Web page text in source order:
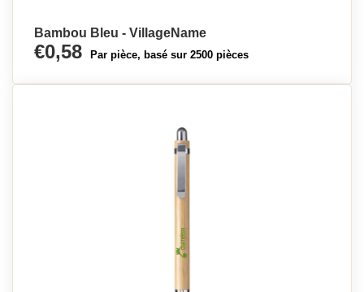
Bambou Bleu - VillageName
€0,58 Par pièce, basé sur 2500 pièces